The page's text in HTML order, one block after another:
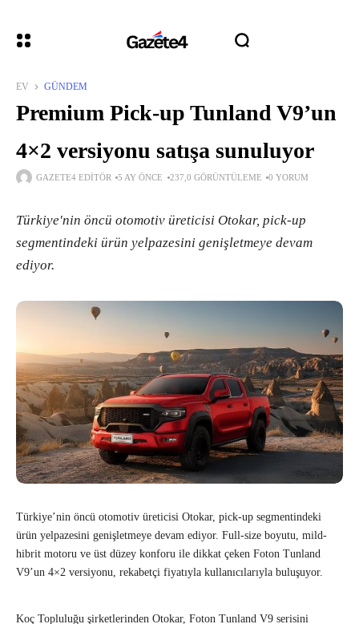
EV GÜNDEM
Premium Pick-up Tunland V9’un
4×2 versiyonu satışa sunuluyor
GAZETE4 EDITÖR 5 AY ÖNCE 237,0 GÖRÜNTÜLEME 0 YORUM
Türkiye'nin öncü otomotiv üreticisi Otokar, pick-up
segmentindeki ürün yelpazesini genişletmeye devam
ediyor.
Türkiye’nin öncü otomotiv üreticisi Otokar, pick-up segmentindeki
ürün yelpazesini genişletmeye devam ediyor. Full-size boyutu, mild-
hibrit motoru ve üst düzey konforu ile dikkat çeken Foton Tunland
V9’un 4×2 versiyonu, rekabetçi fiyatıyla kullanıcılarıyla buluşuyor.
Koç Topluluğu şirketlerinden Otokar, Foton Tunland V9 serisini